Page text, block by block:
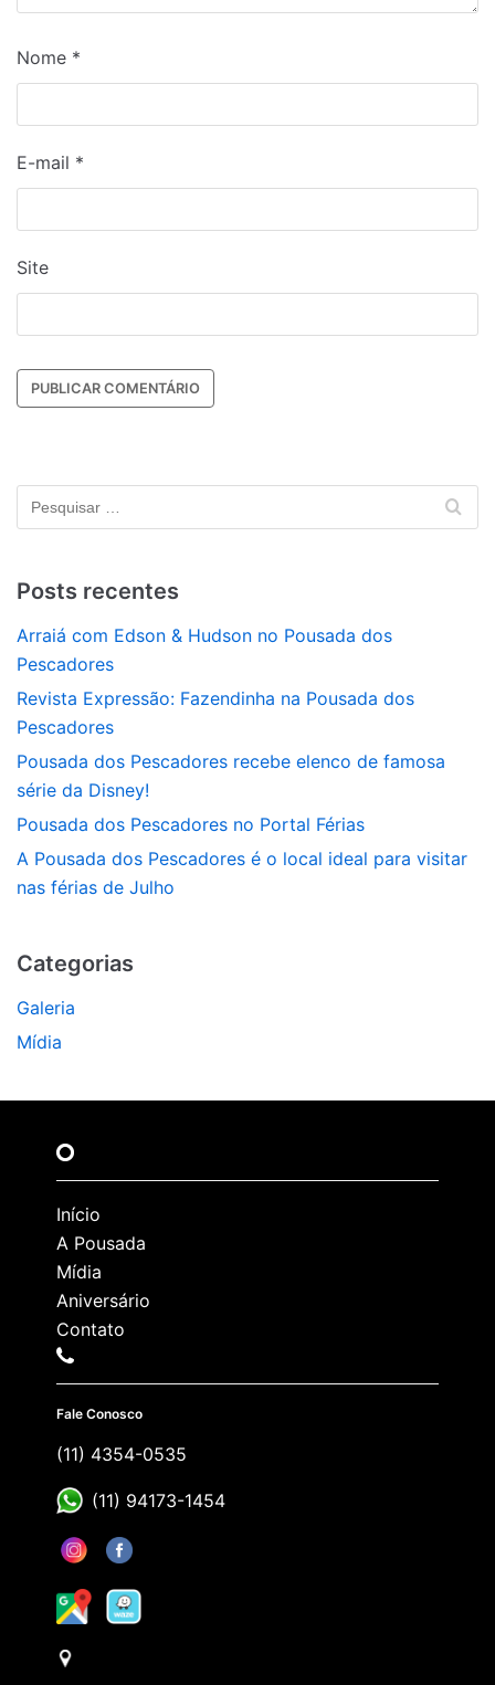
Nome *
E-mail *
Site
Posts recentes
Arraiá com Edson & Hudson no Pousada dos
Pescadores
Revista Expressão: Fazendinha na Pousada dos
Pescadores
Pousada dos Pescadores recebe elenco de famosa
série da Disney!
Pousada dos Pescadores no Portal Férias
A Pousada dos Pescadores é o local ideal para visitar
nas férias de Julho
Categorias
Galeria
Mídia
Início
A Pousada
Mídia
Aniversário
Contato
Fale Conosco
(11) 4354-0535
(11) 94173-1454